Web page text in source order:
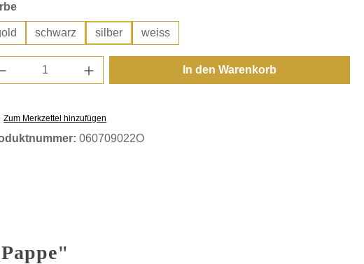
auswählen
schwarz silber weiss
Anzahl: Gib den gewünschten Wert ein
In den Warenkorb
Zum Merkzettel hinzufügen
060709022O